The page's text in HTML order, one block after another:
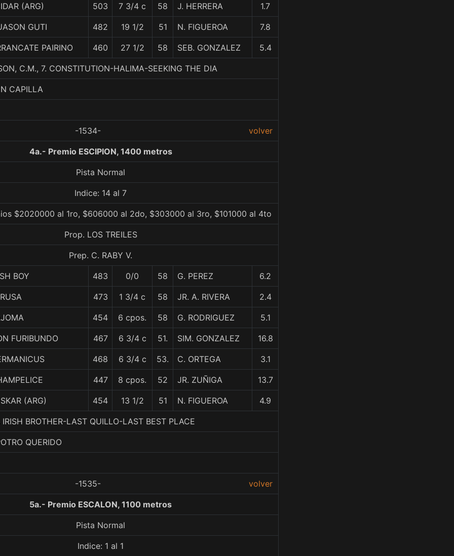
(ARG) 503 7 3/4 c 58 J. HERRERA 1.7
GUTI 482 19 1/2 51 N. FIGUEROA 7.8
PAIRINO 460 27 1/2 58 SEB. GONZALEZ 5.4
C.M., 7. CONSTITUTION-HALIMA-SEEKING THE DIA
CAPILLA
-1534- volver
4a.- Premio ESCIPION, 1400 metros
Pista Normal
Indice: 14 al 7
$2020000 al 1ro, $606000 al 2do, $303000 al 3ro, $101000 al 4to
Prop. LOS TREILES
Prep. C. RABY V.
BOY 483 0/0 58 G. PEREZ 6.2
473 1 3/4 c 58 JR. A. RIVERA 2.4
454 6 cpos. 58 G. RODRIGUEZ 5.1
FURIBUNDO 467 6 3/4 c 51. SIM. GONZALEZ 16.8
468 6 3/4 c 53. C. ORTEGA 3.1
447 8 cpos. 52 JR. ZUÑIGA 13.7
(ARG) 454 13 1/2 51 N. FIGUEROA 4.9
IRISH BROTHER-LAST QUILLO-LAST BEST PLACE
QUERIDO
-1535- volver
5a.- Premio ESCALON, 1100 metros
Pista Normal
Indice: 1 al 1